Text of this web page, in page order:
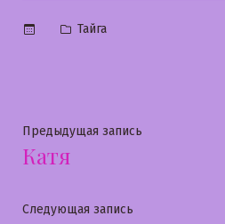
Опубликовано
Тайга
Навигация
по
записям
Предыдущая запись
Катя
Следующая запись